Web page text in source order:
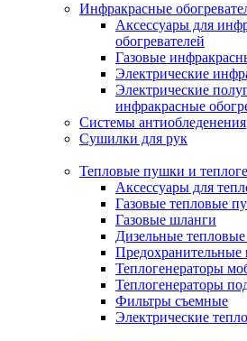
Инфракрасные
Аксессуары для
обогревателей
Газовые
Электрические
Электрические
инфракрасные
Системы антиобледенения
Сушилки для рук
Тепловые пушки и
Аксессуары для
Газовые тепловые
Газовые шланги
Дизельные
Предохранительные
Теплогенераторы
Теплогенераторы
Фильтры съемные
Электрические